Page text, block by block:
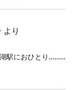
より
駅におひとり………